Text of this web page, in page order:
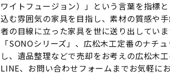
ワイトフュージョン）」という言葉を指標
込む雰囲気の家具を目指し、素材の質感や
者の目線に立った家具を世に送り出してい
「SONOシリーズ」、広松木工定番のナチ
し、遺品整理などで売却をお考えの広松木
LINE、お問い合わせフォームまでお気軽に